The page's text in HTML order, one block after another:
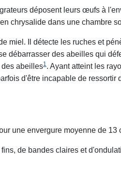
déposent leurs œufs à
chrysalide dans une chambre
miel. Il détecte les ruches et
débarrasser des abeilles qui
des abeilles1. Ayant atteint les
d'être incapable de
une envergure moyenne de 13
de bandes claires et